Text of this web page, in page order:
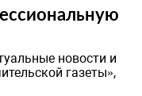
новости и
газеты»,